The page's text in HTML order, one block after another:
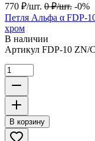
770 ₽/шт. 0 ₽/шт. -0%
Петля Альфа α FDP-
хром
В наличии
Артикул FDP-10 ZN/
В корзину